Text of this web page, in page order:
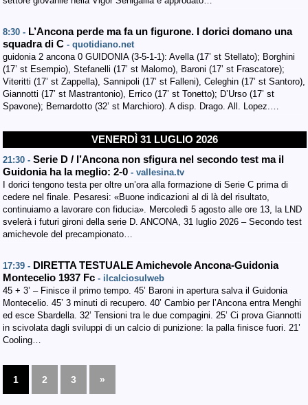
8:30 - L’Ancona perde ma fa un figurone. I dorici domano una
squadra di C - quotidiano.net
guidonia 2 ancona 0 GUIDONIA (3-5-1-1): Avella (17’ st Stellato); Borghini
(17’ st Esempio), Stefanelli (17’ st Malomo), Baroni (17’ st Frascatore);
Viteritti (17’ st Zappella), Sannipoli (17’ st Falleni), Celeghin (17’ st Santoro),
Giannotti (17’ st Mastrantonio), Errico (17’ st Tonetto); D’Urso (17’ st
Spavone); Bernardotto (32’ st Marchioro). A disp. Drago. All. Lopez.…
VENERDÌ 31 LUGLIO 2026
21:30 - Serie D / l’Ancona non sfigura nel secondo test ma il
Guidonia ha la meglio: 2-0 - vallesina.tv
I dorici tengono testa per oltre un’ora alla formazione di Serie C prima di
cedere nel finale. Pesaresi: «Buone indicazioni al di là del risultato,
continuiamo a lavorare con fiducia». Mercoledì 5 agosto alle ore 13, la LND
svelerà i futuri gironi della serie D. ANCONA, 31 luglio 2026 – Secondo test
amichevole del precampionato…
17:39 - DIRETTA TESTUALE Amichevole Ancona-Guidonia
Montecelio 1937 Fc - ilcalciosulweb
45 + 3’ – Finisce il primo tempo. 45’ Baroni in apertura salva il Guidonia
Montecelio. 45’ 3 minuti di recupero. 40’ Cambio per l’Ancona entra Menghi
ed esce Sbardella. 32’ Tensioni tra le due compagini. 25’ Ci prova Giannotti
in scivolata dagli sviluppi di un calcio di punizione: la palla finisce fuori. 21’
Cooling…
1 2 3 »